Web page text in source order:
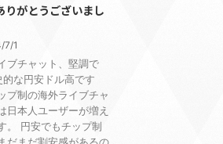
りがとうございまし
7/1
ブチャット、堅調で
な円安ドル高です
プ制の海外ライブチャ
日本人ユーザーが増え
。 円安でもチップ制